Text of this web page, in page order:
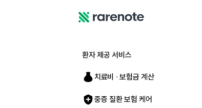
트
환자 제공 서비스
치료비 ∙ 보험금 계산
중증 질환 보험 케어